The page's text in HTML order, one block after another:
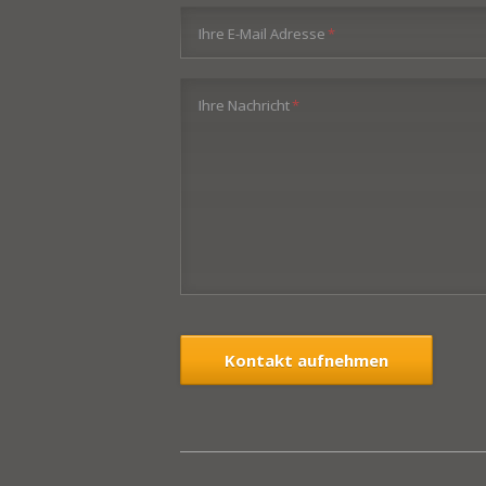
Pflichtfeld
Ihre E-Mail Adresse*
Pflichtfeld
Ihre Nachricht*
Kontakt aufnehmen